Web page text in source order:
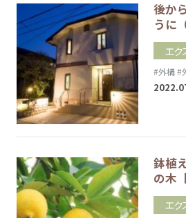
後か
うに
エク
#外構#
鉢植
の木
エク